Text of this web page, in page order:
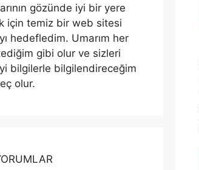
gözünde iyi bir yere
için temiz bir web sitesi
hedefledim. Umarım her
gibi olur ve sizleri
bilgilerle bilgilendireceğim
olur.